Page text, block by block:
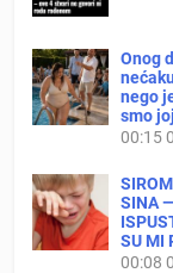
Onog
nego
smo
00:15
SINA
SU MI
00:08